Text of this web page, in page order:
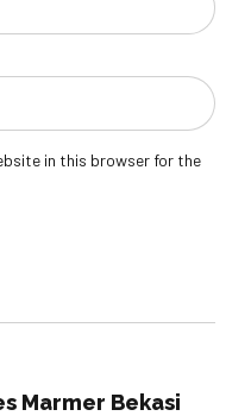
in this browser for the
Marmer Bekasi